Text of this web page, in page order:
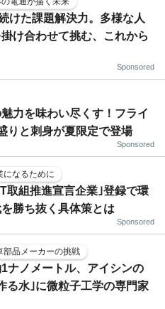
けた課題解決力。多様な人
け合わせて挑む、これから
Sponsored
力を味わい尽くす！フライ
りと刺身が夏限定で登場
Sponsored
になるために
取組推進宣言企業｣登録で環
勝ち抜く具体策とは
Sponsored
部品メーカーの挑戦
ナノメートル、アイシンの
る水｣に微粒子工学の専門家